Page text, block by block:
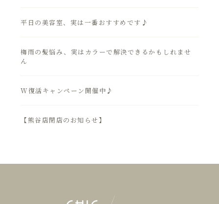
平日の美容室、実は一番おすすめです♪
梅雨の髪悩み、実はカラーで解決できるかもしれませ
ん
W復活キャンペーン開催中♪
【熊谷店閉店のお知らせ】